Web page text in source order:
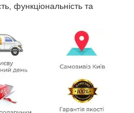
функціональність та